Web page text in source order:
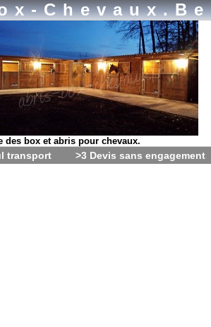
Chevaux.be
des box et abris pour chevaux.
transport >3 Devis sans engagement